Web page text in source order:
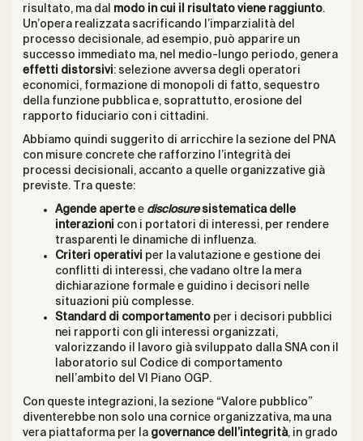
risultato, ma dal modo in cui il risultato viene raggiunto.
Un’opera realizzata sacrificando l’imparzialità del
processo decisionale, ad esempio, può apparire un
successo immediato ma, nel medio-lungo periodo, genera
effetti distorsivi: selezione avversa degli operatori
economici, formazione di monopoli di fatto, sequestro
della funzione pubblica e, soprattutto, erosione del
rapporto fiduciario con i cittadini.
Abbiamo quindi suggerito di arricchire la sezione del PNA
con misure concrete che rafforzino l’integrità dei
processi decisionali, accanto a quelle organizzative già
previste. Tra queste:
Agende apertee disclosuresistematica delle
interazioni con i portatori di interessi, per rendere
trasparenti le dinamiche di influenza.
Criteri operativi per la valutazione e gestione dei
conflitti di interessi, che vadano oltre la mera
dichiarazione formale e guidino i decisori nelle
situazioni più complesse.
Standard di comportamentoper i decisori pubblici
nei rapporti con gli interessi organizzati,
valorizzando il lavoro già sviluppato dalla SNA con il
laboratorio sul Codice di comportamento
nell’ambito del VI Piano OGP.
Con queste integrazioni, la sezione “Valore pubblico”
diventerebbe non solo una cornice organizzativa, ma una
vera piattaforma per la governance dell’integrità, in grado